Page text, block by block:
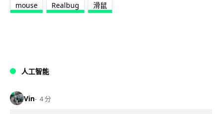
mouse Realbug 滑鼠
人工智能
Vin 4 分